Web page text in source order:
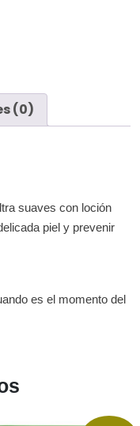
(0)
suaves con loción
piel y prevenir
es el momento del